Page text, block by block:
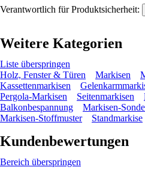
Verantwortlich für Produktsicherheit:
Weitere Kategorien
Liste überspringen
Holz, Fenster & Türen
Markisen
Kassettenmarkisen
Pergola-Markisen
Seitenmarkisen
Balkonbespannung
Markisen-
Markisen-Stoffmuster
Standmarkise
Kundenbewertungen
Bereich überspringen